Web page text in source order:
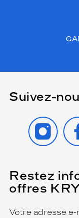
Suivez-
Restez
offres
Name
Votre adresse e-
(Ce
champ
est